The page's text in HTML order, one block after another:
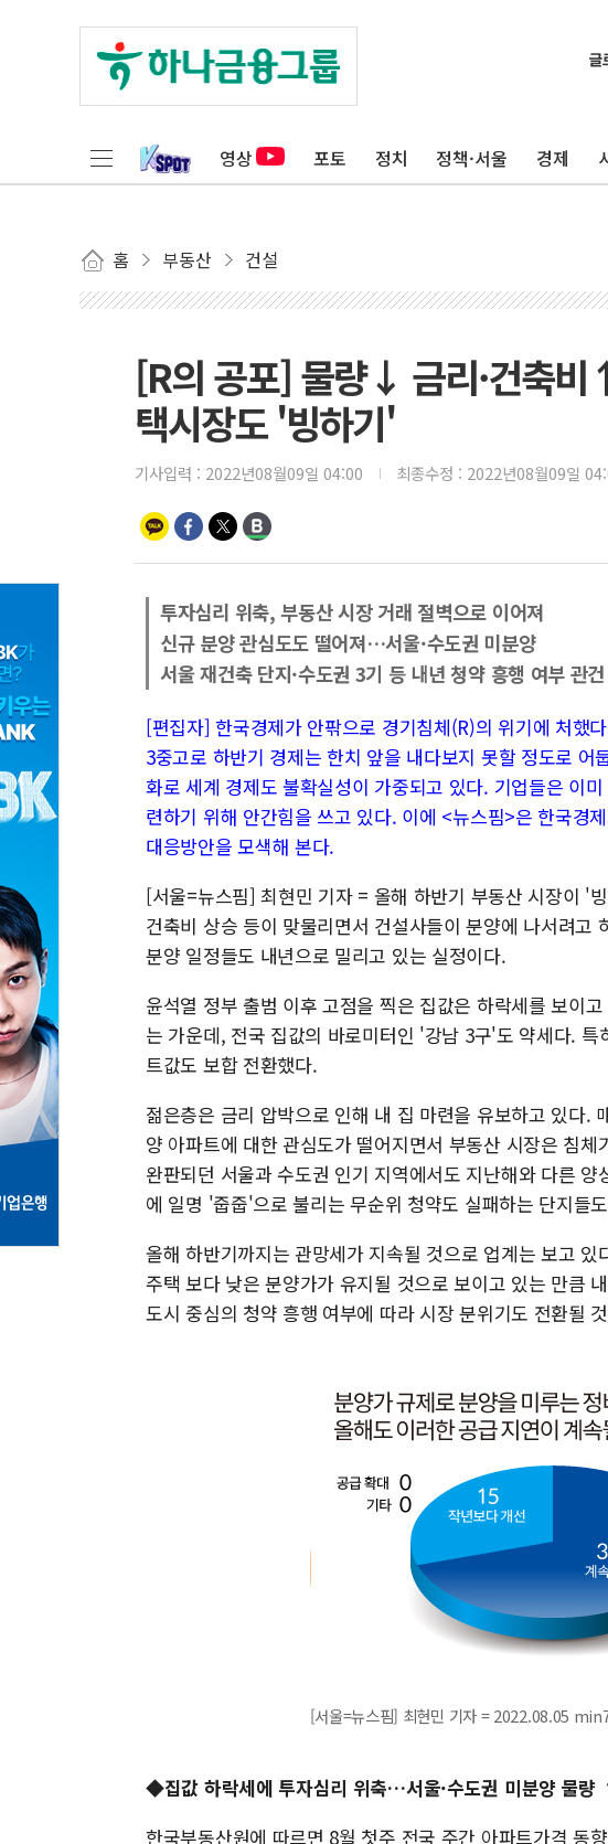
영상 포토 정치 정책·서울 경제
홈 부동산 건설
[R의 공포] 물량↓ 금리·건축
택시장도 '빙하기'
기사입력 : 2022년08월09일 04:00 최종수정 : 2022년08월09일
투자심리 위축, 부동산 시장 거래 절벽으로 이어져
신규 분양 관심도도 떨어져…서울·수도권 미분양
서울 재건축 단지·수도권 3기 등 내년 청약 흥행 여부 관건
[편집자] 한국경제가 안팎으로 경기침체(R)의 위기에 처했
3중고로 하반기 경제는 한치 앞을 내다보지 못할 정도로
화로 세계 경제도 불확실성이 가중되고 있다. 기업들은 이
련하기 위해 안간힘을 쓰고 있다. 이에 <뉴스핌>은 한국경
대응방안을 모색해 본다.
[서울=뉴스핌] 최현민 기자 = 올해 하반기 부동산 시장이 '
건축비 상승 등이 맞물리면서 건설사들이 분양에 나서려고
분양 일정들도 내년으로 밀리고 있는 실정이다.
윤석열 정부 출범 이후 고점을 찍은 집값은 하락세를 보이
는 가운데, 전국 집값의 바로미터인 '강남 3구'도 약세다.
트값도 보합 전환했다.
젊은층은 금리 압박으로 인해 내 집 마련을 유보하고 있다.
양 아파트에 대한 관심도가 떨어지면서 부동산 시장은 침
완판되던 서울과 수도권 인기 지역에서도 지난해와 다른
에 일명 '줍줍'으로 불리는 무순위 청약도 실패하는 단지들
올해 하반기까지는 관망세가 지속될 것으로 업계는 보고
주택 보다 낮은 분양가가 유지될 것으로 보이고 있는 만큼
도시 중심의 청약 흥행 여부에 따라 시장 분위기도 전환될
[서울=뉴스핌] 최현민 기자 = 2022.08.05
◆집값 하락세에 투자심리 위축…서울·수도권 미분양 물량
한국부동산원에 따르면 8월 첫주 전국 주간 아파트가격 동